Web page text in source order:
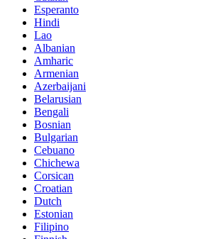
Esperanto
Hindi
Lao
Albanian
Amharic
Armenian
Azerbaijani
Belarusian
Bengali
Bosnian
Bulgarian
Cebuano
Chichewa
Corsican
Croatian
Dutch
Estonian
Filipino